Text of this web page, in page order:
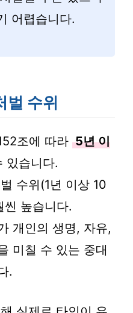
어렵습니다.
벌 수위
조에 따라 5년 이
있습니다.
수위(1년 이상 10
씬 높습니다.
개인의 생명, 자유,
미칠 수 있는 중대
.